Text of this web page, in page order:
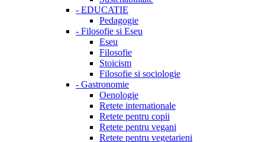
- EDUCATIE
Pedagogie
- Filosofie si Eseu
Eseu
Filosofie
Stoicism
Filosofie si sociologie
- Gastronomie
Oenologie
Retete internationale
Retete pentru copii
Retete pentru vegani
Retete pentru vegetarieni